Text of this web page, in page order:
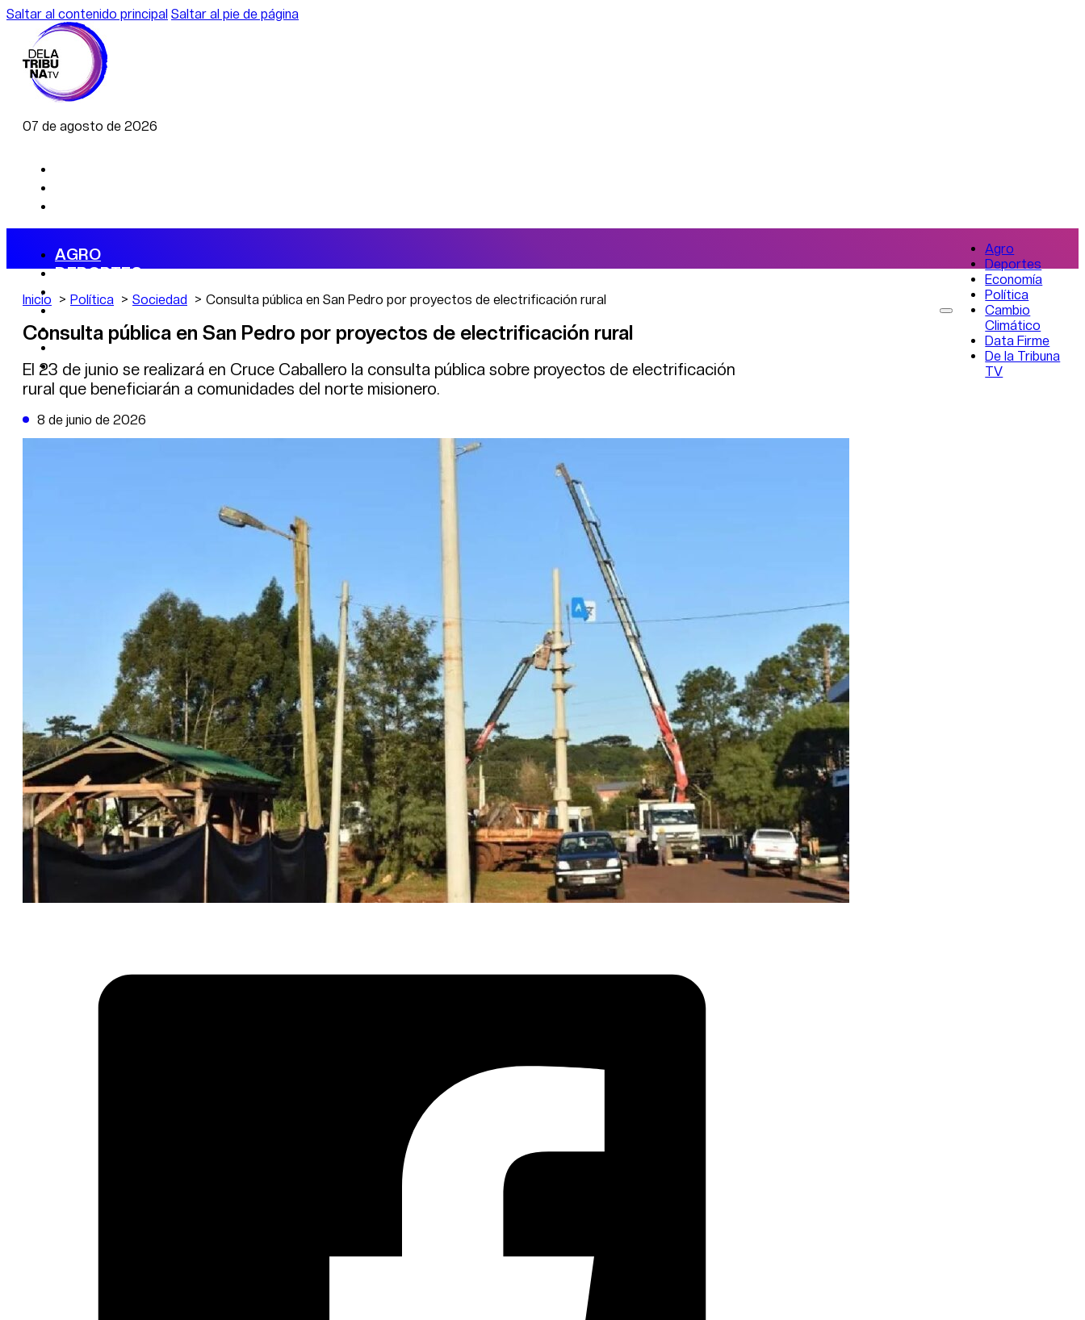
Saltar al contenido principal Saltar al pie de página
07 de agosto de 2026
AGRO
DEPORTES
ECONOMÍA
POLÍTICA
CAMBIO CLIMÁTICO
DATA FIRME
DE LA TRIBUNA TV
Agro
Deportes
Economía
Política
Cambio
Climático
Data Firme
De la Tribuna
TV
Inicio Política Sociedad Consulta pública en San Pedro por proyectos de electrificación rural
Consulta pública en San Pedro por proyectos de electrificación rural
El 23 de junio se realizará en Cruce Caballero la consulta pública sobre proyectos de electrificación
rural que beneficiarán a comunidades del norte misionero.
8 de junio de 2026